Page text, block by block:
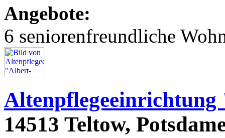
Angebote:
6 seniorenfreundliche
14513 Teltow,